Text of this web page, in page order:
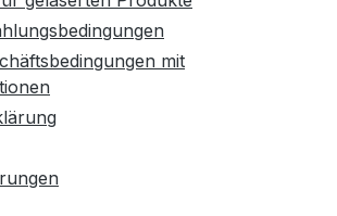
mit